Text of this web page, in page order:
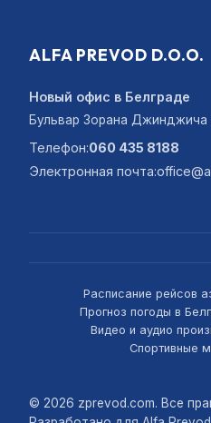
ALFA PREVOD D.O.O.
Новый офис в Белграде
Бульвар Зорана Джинджича
Телефон:060 435 8188
Электронная почта:
Расписание рейсов
Прогноз погоды в
Видео и аудио
Спортивные
© 2026 zprevod.com. Все